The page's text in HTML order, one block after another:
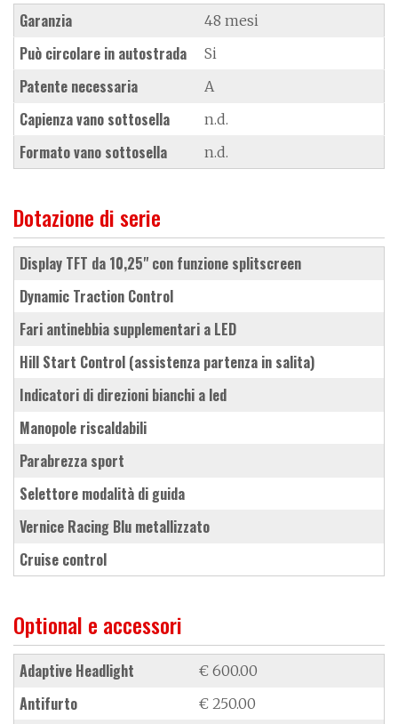
Garanzia 48 mesi
Può circolare in autostrada Si
Patente necessaria A
Capienza vano sottosella n.d.
Formato vano sottosella n.d.
Dotazione di serie
display TFT da 10,25" con funzione splitscreen
Dynamic Traction Control
fari antinebbia supplementari a LED
Hill Start Control (assistenza partenza in salita)
indicatori di direzioni bianchi a led
manopole riscaldabili
parabrezza sport
selettore modalità di guida
vernice Racing Blu metallizzato
cruise control
Optional e accessori
Adaptive Headlight € 600.00
antifurto € 250.00